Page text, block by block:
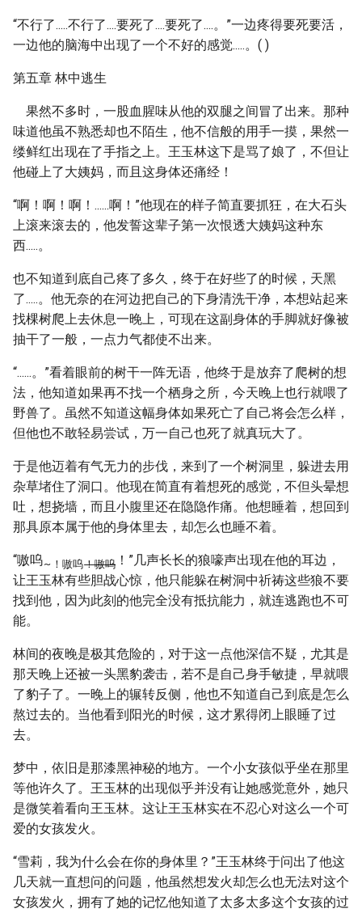
“不行了.....不行了....要死了....要死了....。”一边疼得要死要活，
一边他的脑海中出现了一个不好的感觉.....。( )
第五章 林中逃生
果然不多时，一股血腥味从他的双腿之间冒了出来。那种
味道他虽不熟悉却也不陌生，他不信般的用手一摸，果然一
缕鲜红出现在了手指之上。王玉林这下是骂了娘了，不但让
他碰上了大姨妈，而且这身体还痛经！
“啊！啊！啊！......啊！”他现在的样子简直要抓狂，在大石头
上滚来滚去的，他发誓这辈子第一次恨透大姨妈这种东
西.....。
也不知道到底自己疼了多久，终于在好些了的时候，天黑
了.....。他无奈的在河边把自己的下身清洗干净，本想站起来
找棵树爬上去休息一晚上，可现在这副身体的手脚就好像被
抽干了一般，一点力气都使不出来。
“......。”看着眼前的树干一阵无语，他终于是放弃了爬树的想
法，他知道如果再不找一个栖身之所，今天晚上也行就喂了
野兽了。虽然不知道这幅身体如果死亡了自己将会怎么样，
但他也不敢轻易尝试，万一自己也死了就真玩大了。
于是他迈着有气无力的步伐，来到了一个树洞里，躲进去用
杂草堵住了洞口。他现在简直有着想死的感觉，不但头晕想
吐，想挠墙，而且小腹里还在隐隐作痛。他想睡着，想回到
那具原本属于他的身体里去，却怎么也睡不着。
“嗷呜~ ！嗷呜！嗷呜 ！”几声长长的狼嚎声出现在他的耳边，
让王玉林有些胆战心惊，他只能躲在树洞中祈祷这些狼不要
找到他，因为此刻的他完全没有抵抗能力，就连逃跑也不可
能。
林间的夜晚是极其危险的，对于这一点他深信不疑，尤其是
那天晚上还被一头黑豹袭击，若不是自己身手敏捷，早就喂
了豹子了。一晚上的辗转反侧，他也不知道自己到底是怎么
熬过去的。当他看到阳光的时候，这才累得闭上眼睡了过
去。
梦中，依旧是那漆黑神秘的地方。一个小女孩似乎坐在那里
等他许久了。王玉林的出现似乎并没有让她感觉意外，她只
是微笑着看向王玉林。这让王玉林实在不忍心对这么一个可
爱的女孩发火。
“雪莉，我为什么会在你的身体里？”王玉林终于问出了他这
几天就一直想问的问题，他虽然想发火却怎么也无法对这个
女孩发火，拥有了她的记忆他知道了太多太多这个女孩的过